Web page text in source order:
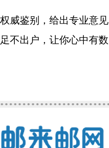
权威鉴别，给出专业意见
足不出户，让你心中有数